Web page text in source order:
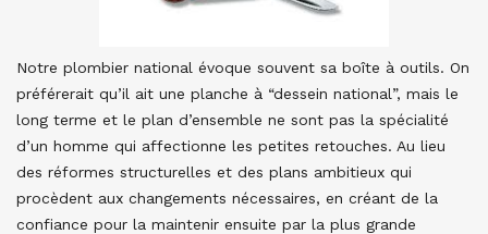
Notre plombier national évoque souvent sa boîte à outils. On
préférerait qu’il ait une planche à “dessein national”, mais le
long terme et le plan d’ensemble ne sont pas la spécialité
d’un homme qui affectionne les petites retouches. Au lieu
des réformes structurelles et des plans ambitieux qui
procèdent aux changements nécessaires, en créant de la
confiance pour la maintenir ensuite par la plus grande